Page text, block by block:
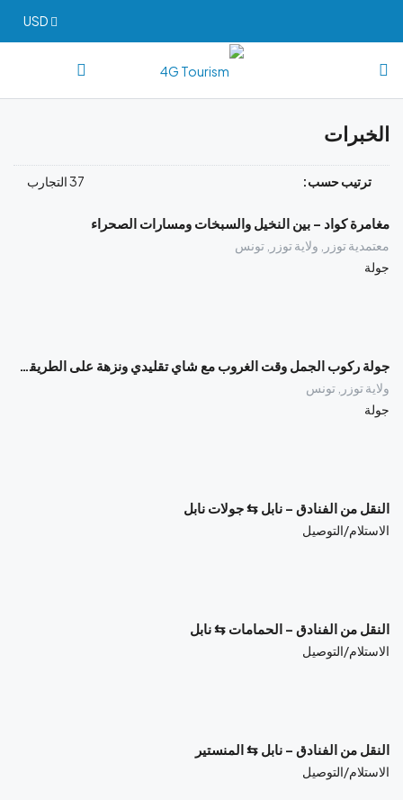
USD
الخبرات
37 التجارب ترتيب حسب:
مغامرة كواد – بين النخيل والسبخات ومسارات الصحراء
معتمدية توزر, ولاية توزر, تونس
جولة
جولة ركوب الجمل وقت الغروب مع شاي تقليدي ونزهة على الطريقة البربرية
ولاية توزر, تونس
جولة
النقل من الفنادق – نابل ⇆ جولات نابل
الاستلام/التوصيل
النقل من الفنادق – الحمامات ⇆ نابل
الاستلام/التوصيل
النقل من الفنادق – نابل ⇆ المنستير
الاستلام/التوصيل